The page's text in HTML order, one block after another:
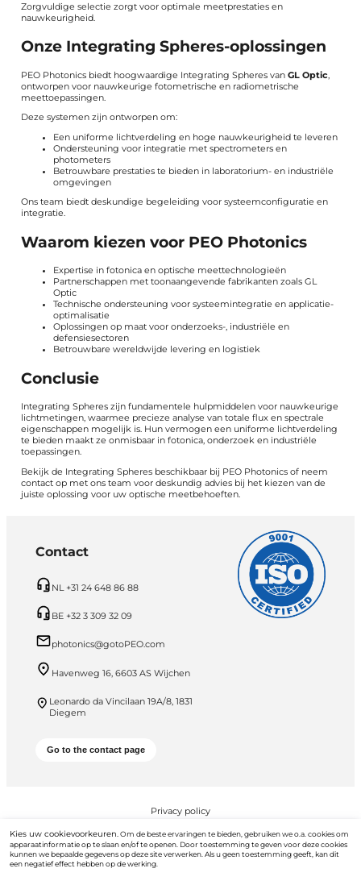
Zorgvuldige selectie zorgt voor optimale meetprestaties en
nauwkeurigheid.
Onze Integrating Spheres-oplossingen
PEO Photonics biedt hoogwaardige Integrating Spheres van GL Optic
ontworpen voor nauwkeurige fotometrische en radiometrische
meettoepassingen.
Deze systemen zijn ontworpen om:
Een uniforme lichtverdeling en hoge nauwkeurigheid te leveren
Ondersteuning voor integratie met spectrometers en
photometers
Betrouwbare prestaties te bieden in laboratorium- en industriële
omgevingen
Ons team biedt deskundige begeleiding voor systeemconfiguratie en
integratie.
Waarom kiezen voor PEO Photonics
Expertise in fotonica en optische meettechnologieën
Partnerschappen met toonaangevende fabrikanten zoals GL
Optic
Technische ondersteuning voor systeemintegratie en applicatie-
optimalisatie
Oplossingen op maat voor onderzoeks-, industriële en
defensiesectoren
Betrouwbare wereldwijde levering en logistiek
Conclusie
Integrating Spheres zijn fundamentele hulpmiddelen voor nauwkeurige
lichtmetingen, waarmee precieze analyse van totale flux en spectrale
eigenschappen mogelijk is. Hun vermogen een uniforme lichtverdeling
te bieden maakt ze onmisbaar in fotonica, onderzoek en industriële
toepassingen.
Bekijk de Integrating Spheres beschikbaar bij PEO Photonics of neem
contact op met ons team voor deskundig advies bij het kiezen van de
juiste oplossing voor uw optische meetbehoeften.
Contact
NL +31 24 648 86 88
BE +32 3 309 32 09
photonics@gotoPEO.com
Havenweg 16, 6603 AS Wijchen
Leonardo da Vincilaan 19A/8, 1831
Diegem
Go to the contact page
Privacy policy
PEO B.V. © 2026 Alle rechten voorbehouden
Kies uw cookievoorkeuren. Om de beste ervaringen te bieden, gebruiken we o.a. cookies om
apparaatinformatie op te slaan en/of te openen. Door toestemming te geven voor deze cookies
kunnen we bepaalde gegevens op deze site verwerken. Als u geen toestemming geeft, kan dit
een negatief effect hebben op de werking.